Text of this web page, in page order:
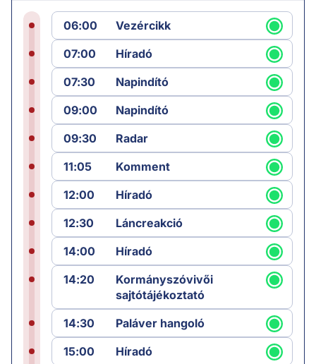
06:00
Vezércikk
07:00
Híradó
07:30
Napindító
09:00
Napindító
09:30
Radar
11:05
Komment
12:00
Híradó
12:30
Láncreakció
14:00
Híradó
14:20
Kormányszóvivői
sajtótájékoztató
14:30
Paláver hangoló
15:00
Híradó